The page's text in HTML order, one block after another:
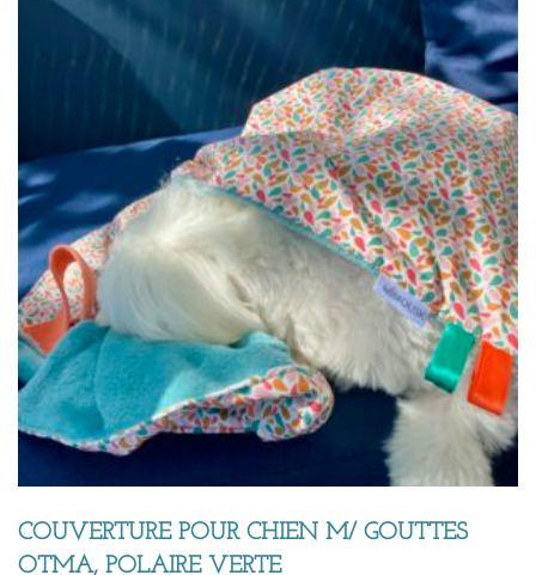
COUVERTURE POUR CHIEN M/ GOUTTES
OTMA, POLAIRE VERTE